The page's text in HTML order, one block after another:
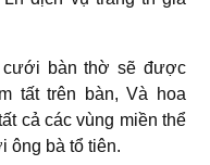
cưới bàn thờ sẽ được
tất trên bàn, Và hoa
cả các vùng miền thể
ông bà tổ tiên.